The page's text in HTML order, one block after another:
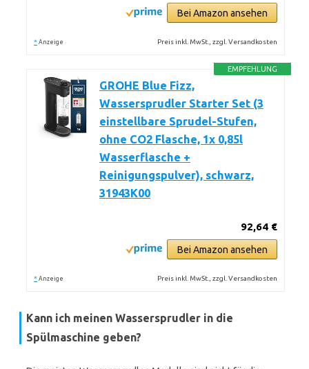
Bei Amazon ansehen
* Anzeige Preis inkl. MwSt., zzgl. Versandkosten
EMPFEHLUNG
GROHE Blue Fizz,
Wassersprudler Starter Set (3
einstellbare Sprudel-Stufen,
ohne CO2 Flasche, 1x 0,85l
Wasserflasche +
Reinigungspulver), schwarz,
31943K00
92,64 €
Bei Amazon ansehen
* Anzeige Preis inkl. MwSt., zzgl. Versandkosten
Kann ich meinen Wassersprudler in die
Spülmaschine geben?